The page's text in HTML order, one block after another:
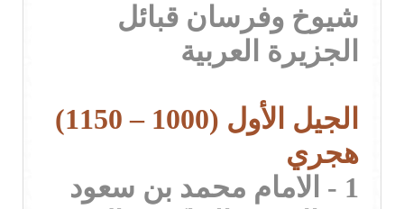
شيوخ وفرسان قبائل
الجزيرة العربية
الجيل الأول (1000 – 1150)
هجري
1 - الامام محمد بن سعود